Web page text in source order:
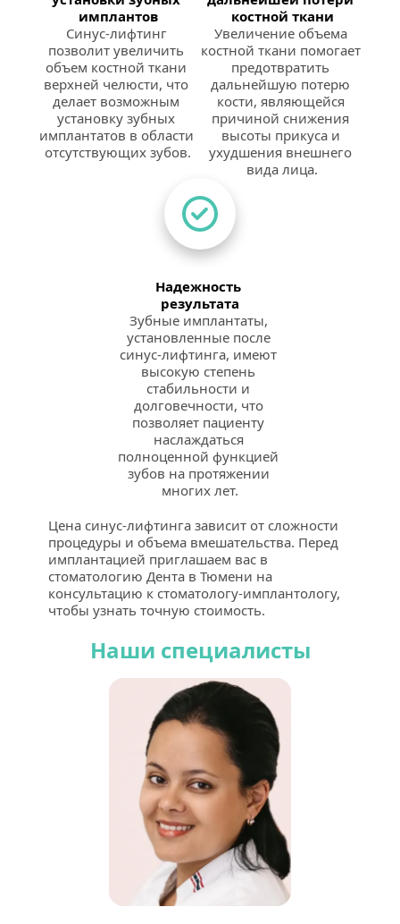
имплантов
Синус-лифтинг
позволит увеличить
объем костной ткани
верхней челюсти, что
делает возможным
установку зубных
имплантатов в области
отсутствующих зубов.
костной ткани
Увеличение объема
костной ткани помогает
предотвратить
дальнейшую потерю
кости, являющейся
причиной снижения
высоты прикуса и
ухудшения внешнего
вида лица.
Надежность
результата
Зубные имплантаты,
установленные после
синус-лифтинга, имеют
высокую степень
стабильности и
долговечности, что
позволяет пациенту
наслаждаться
полноценной функцией
зубов на протяжении
многих лет.
Цена синус-лифтинга зависит от сложности
процедуры и объема вмешательства. Перед
имплантацией приглашаем вас в
стоматологию Дента в Тюмени на
консультацию к стоматологу-имплантологу,
чтобы узнать точную стоимость.
Наши специалисты